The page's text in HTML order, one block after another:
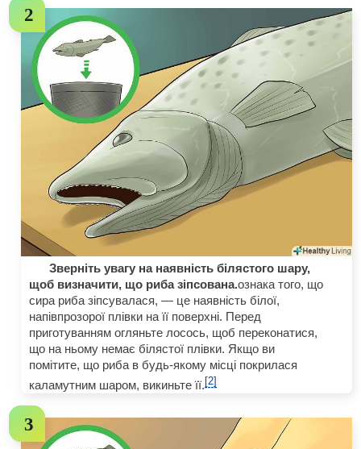
Зверніть увагу на наявність білястого шару,
щоб визначити, що риба зіпсована.ознака того, що
сира риба зіпсувалася, — це наявність білої,
напівпрозорої плівки на її поверхні. Перед
приготуванням огляньте лосось, щоб переконатися,
що на ньому немає білястої плівки. Якщо ви
помітите, що риба в будь-якому місці покрилася
каламутним шаром, викиньте її.[2]